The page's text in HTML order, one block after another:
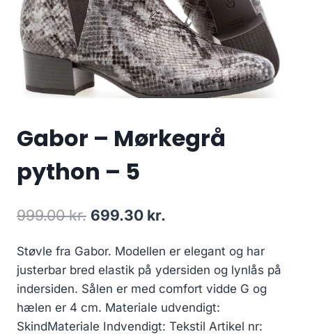
Gabor – Mørkegrå
python – 5
999.00kr. Den
pris
var:
999.00 kr..
699.30 kr.
pris
er:
699.30 kr..
Støvle fra Gabor. Modellen er elegant og har
justerbar bred elastik på ydersiden og lynlås på
indersiden. Sålen er med comfort vidde G og
hælen er 4 cm. Materiale udvendigt:
SkindMateriale Indvendigt: Tekstil Artikel nr: